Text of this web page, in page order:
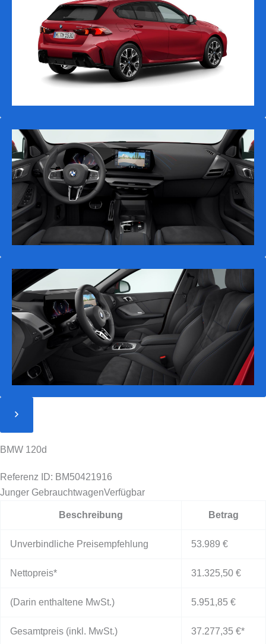
BMW 120d
Referenz ID: BM50421916
Junger GebrauchtwagenVerfügbar
Beschreibung Betrag
Unverbindliche Preisempfehlung 53.989 €
Nettopreis* 31.325,50 €
(Darin enthaltene MwSt.) 5.951,85 €
Gesamtpreis (inkl. MwSt.) 37.277,35 €*